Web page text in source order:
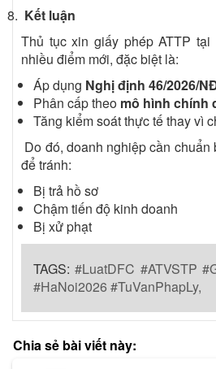
Kết luận
Thủ tục xin giấy phép ATTP
nhiều điểm mới, đặc biệt là:
Áp dụng Nghị định 46/2026/
Phân cấp theo mô hình chính
Tăng kiểm soát thực tế thay vì
Do đó, doanh nghiệp cần
để tránh:
Bị trả hồ sơ
Chậm tiến độ kinh doanh
Bị xử phạt
TAGS:#LuatDFC #ATVSTP
#HaNoi2026 #TuVanPhapLy,
Chia sẻ bài viết này: